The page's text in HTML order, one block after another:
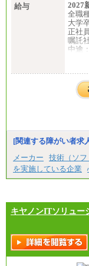
給与
2027
全職
大学
正社
嘱託
中途：
（経
ます
[関連する障がい者求
メーカー
技術（ソ
を実施している企業
キヤノンITソリュー